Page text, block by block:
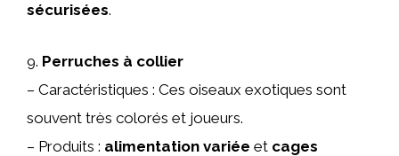
sécurisées.
9. Perruches à collier
– Caractéristiques : Ces oiseaux exotiques sont
souvent très colorés et joueurs.
– Produits : alimentation variée et cages